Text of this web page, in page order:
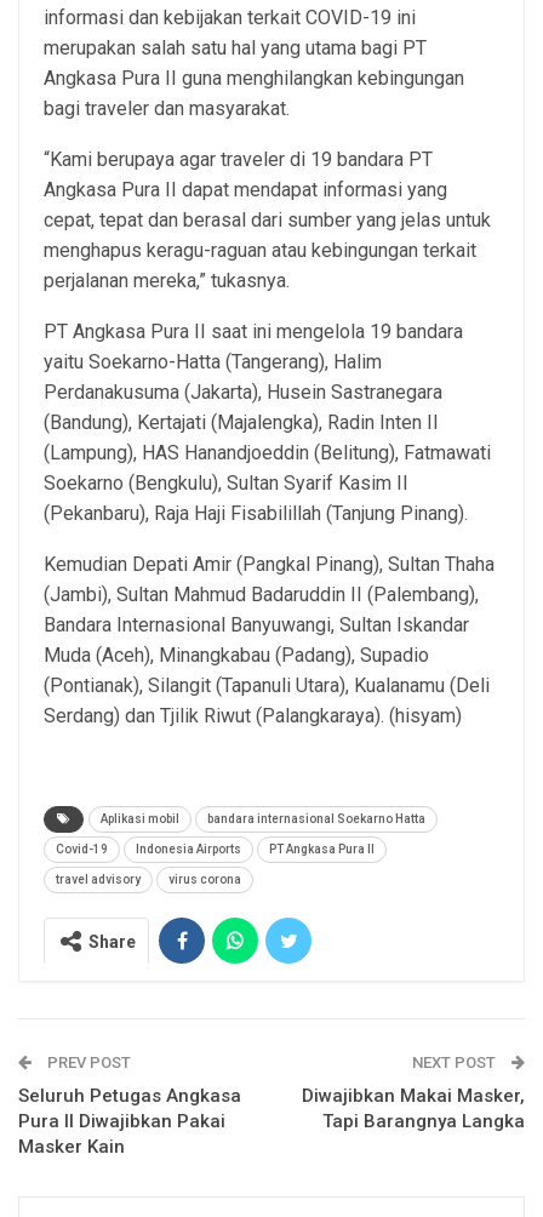
informasi dan kebijakan terkait COVID-19 ini
merupakan salah satu hal yang utama bagi PT
Angkasa Pura II guna menghilangkan kebingungan
bagi traveler dan masyarakat.
“Kami berupaya agar traveler di 19 bandara PT
Angkasa Pura II dapat mendapat informasi yang
cepat, tepat dan berasal dari sumber yang jelas untuk
menghapus keragu-raguan atau kebingungan terkait
perjalanan mereka,” tukasnya.
PT Angkasa Pura II saat ini mengelola 19 bandara
yaitu Soekarno-Hatta (Tangerang), Halim
Perdanakusuma (Jakarta), Husein Sastranegara
(Bandung), Kertajati (Majalengka), Radin Inten II
(Lampung), HAS Hanandjoeddin (Belitung), Fatmawati
Soekarno (Bengkulu), Sultan Syarif Kasim II
(Pekanbaru), Raja Haji Fisabilillah (Tanjung Pinang).
Kemudian Depati Amir (Pangkal Pinang), Sultan Thaha
(Jambi), Sultan Mahmud Badaruddin II (Palembang),
Bandara Internasional Banyuwangi, Sultan Iskandar
Muda (Aceh), Minangkabau (Padang), Supadio
(Pontianak), Silangit (Tapanuli Utara), Kualanamu (Deli
Serdang) dan Tjilik Riwut (Palangkaraya). (hisyam)
Aplikasi mobil bandara internasional Soekarno Hatta
Covid-19 Indonesia Airports PT Angkasa Pura II
travel advisory virus corona
Share
PREV POST
Seluruh Petugas Angkasa
Pura II Diwajibkan Pakai
Masker Kain
NEXT POST
Diwajibkan Makai Masker,
Tapi Barangnya Langka